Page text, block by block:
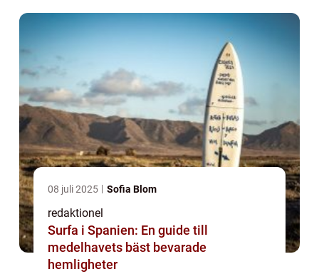
08 juli 2025 Sofia Blom
redaktionel
Surfa i Spanien: En guide till
medelhavets bäst bevarade
hemligheter